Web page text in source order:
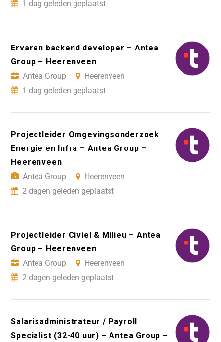
1 dag geleden geplaatst
Ervaren backend developer – Antea
Group – Heerenveen
Antea Group
Heerenveen
1 dag geleden geplaatst
Projectleider Omgevingsonderzoek
Energie en Infra – Antea Group –
Heerenveen
Antea Group
Heerenveen
2 dagen geleden geplaatst
Projectleider Civiel & Milieu – Antea
Group – Heerenveen
Antea Group
Heerenveen
2 dagen geleden geplaatst
Salarisadministrateur / Payroll
Specialist (32-40 uur) – Antea Group –